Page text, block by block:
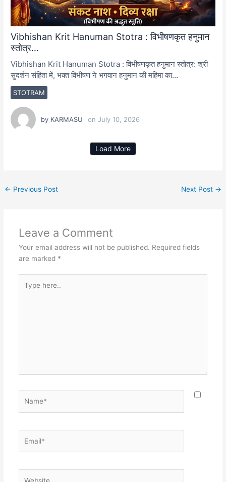
Vibhishan Krit Hanuman Stotra : विभीषणकृत हनुमान
स्तोत्र…
STOTRAM
Vibhishan Krit Hanuman Stotra : विभीषणकृत हनुमान स्तोत्र: श्री
सुदर्शन संहिता में, भक्त विभीषण ने भगवान हनुमान की महिमा का…
by KARMASU onJuly 10, 2026
Load More
← Previous Post Next Post →
Leave a Comment
Your email address will not be published. Required fields
are marked *
here..